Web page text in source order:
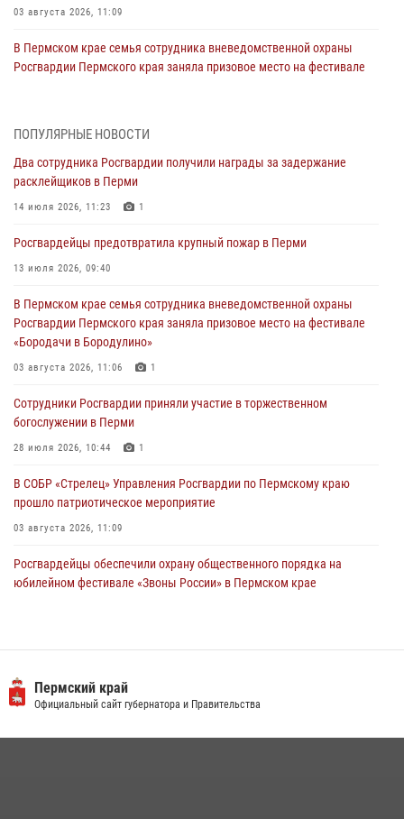
03 августа 2026, 11:09
В Пермском крае семья сотрудника вневедомственной охраны
Росгвардии Пермского края заняла призовое место на фестивале
юных спортсменов
03 августа 2026, 10:59
30 июля 2026, 05:19
богослужении в Перми
28 июля 2026, 10:44
Росгвардейцы оказали силовую поддержку при задержании
28 июля 2026, 06:15
ПОПУЛЯРНЫЕ НОВОСТИ
Два сотрудника Росгвардии получили награды за задержание
расклейщиков в Перми
14 июля 2026, 11:23 1
Росгвардейцы предотвратила крупный пожар в Перми
13 июля 2026, 09:40
В Пермском крае семья сотрудника вневедомственной охраны
Росгвардии Пермского края заняла призовое место на фестивале
«Бородачи в Бородулино»
03 августа 2026, 11:06 1
Сотрудники Росгвардии приняли участие в торжественном
богослужении в Перми
28 июля 2026, 10:44 1
В СОБР «Стрелец» Управления Росгвардии по Пермскому краю
прошло патриотическое мероприятие
03 августа 2026, 11:09
Росгвардейцы обеспечили охрану общественного порядка на
юбилейном фестивале «Звоны России» в Пермском крае
ветеринарно-санитарной службы с годовщиной образования
13 июля 2026, 10:43
Пермский край
Официальный сайт губернатора и Правительства